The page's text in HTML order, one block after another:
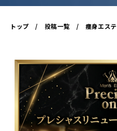
トップ / 投稿一覧 / 痩身エステ